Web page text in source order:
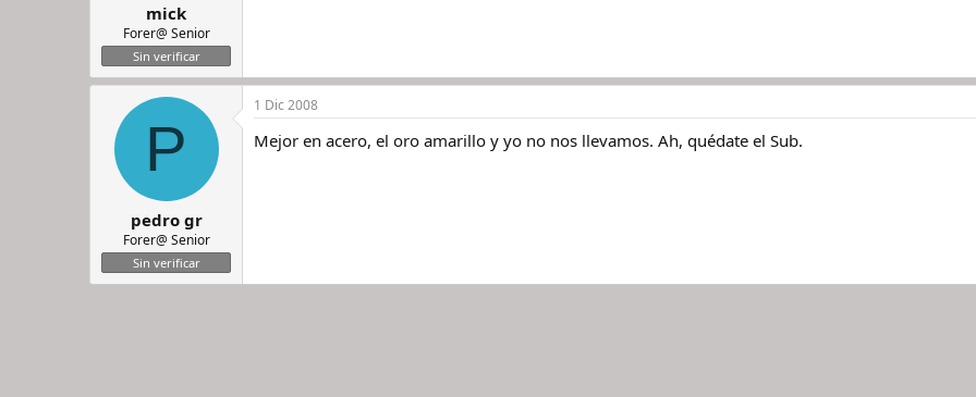
mick
Forer@ Senior
Sin verificar
P
pedro gr
Forer@ Senior
Sin verificar
1 Dic 2008
Mejor en acero, el oro amarillo y yo no nos llevamos. Ah, quédate el Sub.